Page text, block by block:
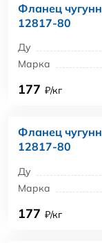
Фланец
12817-80
Ду
Марка
177 ₽/кг
Фланец
12817-80
Ду
Марка
177 ₽/кг